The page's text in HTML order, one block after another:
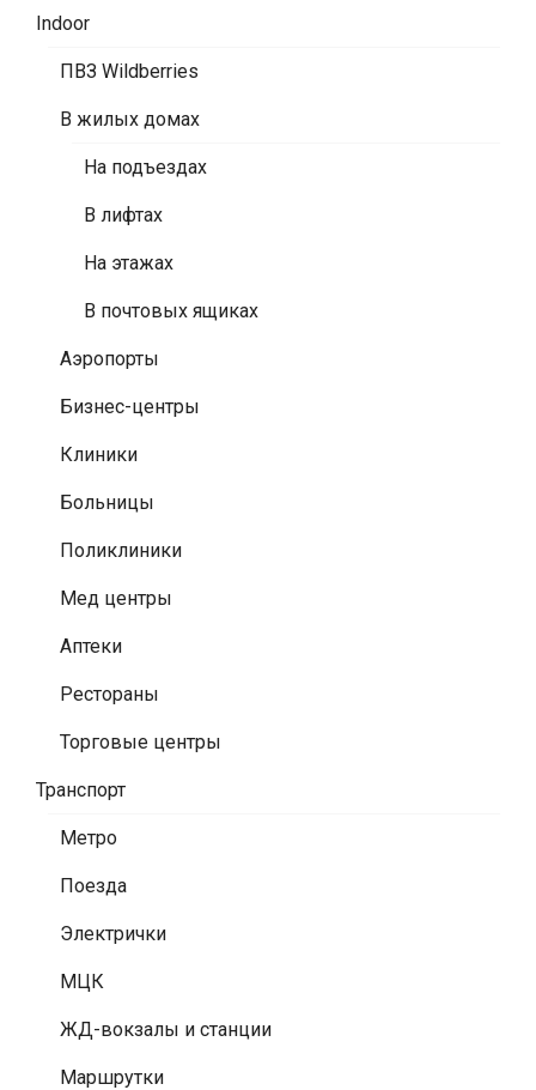
Indoor
ПВЗ Wildberries
В жилых домах
На подъездах
В лифтах
На этажах
В почтовых ящиках
Аэропорты
Бизнес-центры
Клиники
Больницы
Поликлиники
Мед центры
Аптеки
Рестораны
Торговые центры
Транспорт
Метро
Поезда
Электрички
МЦК
ЖД-вокзалы и станции
Маршрутки